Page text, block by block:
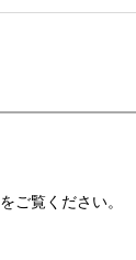
をご覧ください。